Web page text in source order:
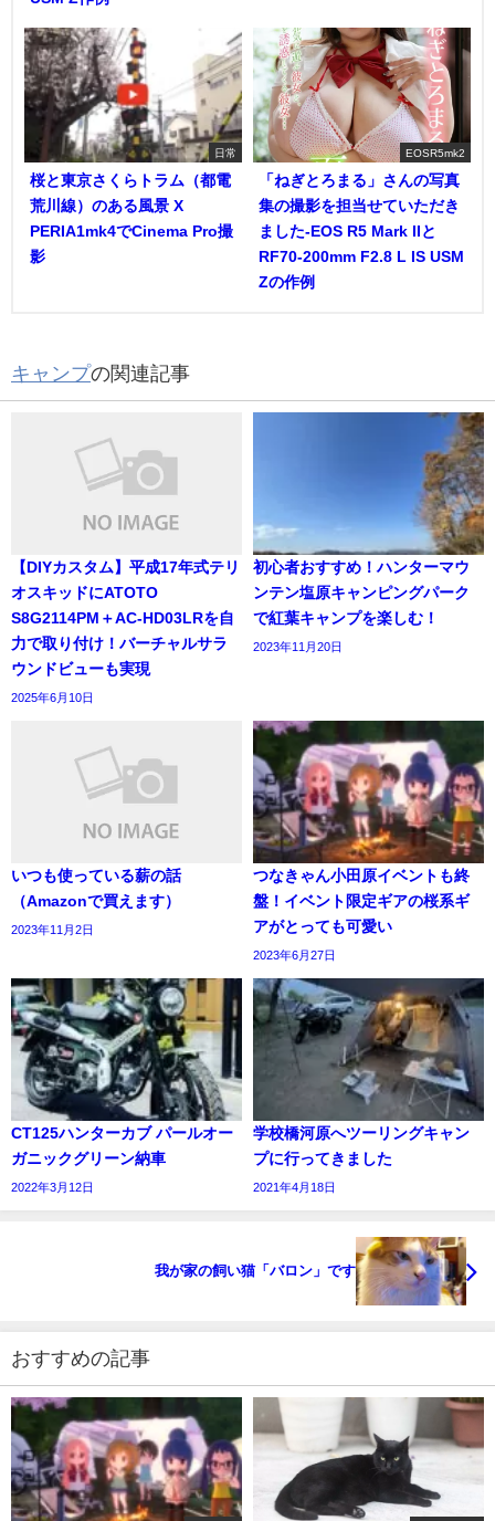
日常
桜と東京さくらトラム（都電
荒川線）のある風景 X
PERIA1mk4でCinema Pro撮
影
EOSR5mk2
「ねぎとろまる」さんの写真
集の撮影を担当せていただき
ました-EOS R5 Mark IIと
RF70-200mm F2.8 L IS USM
Zの作例
キャンプの関連記事
【DIYカスタム】平成17年式テリ
オスキッドにATOTO
S8G2114PM＋AC-HD03LRを自
力で取り付け！バーチャルサラ
ウンドビューも実現
2025年6月10日
初心者おすすめ！ハンターマウ
ンテン塩原キャンピングパーク
で紅葉キャンプを楽しむ！
2023年11月20日
いつも使っている薪の話
（Amazonで買えます）
2023年11月2日
つなきゃん小田原イベントも終
盤！イベント限定ギアの桜系ギ
アがとっても可愛い
2023年6月27日
CT125ハンターカブ パールオー
ガニックグリーン納車
2022年3月12日
学校橋河原へツーリングキャン
プに行ってきました
2021年4月18日
我が家の飼い猫「バロン」です
おすすめの記事